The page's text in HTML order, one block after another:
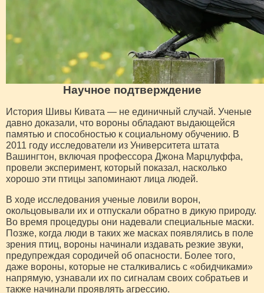
Научное подтверждение
История Шивы Кивата — не единичный случай. Ученые
давно доказали, что вороны обладают выдающейся
памятью и способностью к социальному обучению. В
2011 году исследователи из Университета штата
Вашингтон, включая профессора Джона Марцлуффа,
провели эксперимент, который показал, насколько
хорошо эти птицы запоминают лица людей.
В ходе исследования ученые ловили ворон,
окольцовывали их и отпускали обратно в дикую природу.
Во время процедуры они надевали специальные маски.
Позже, когда люди в таких же масках появлялись в поле
зрения птиц, вороны начинали издавать резкие звуки,
предупреждая сородичей об опасности. Более того,
даже вороны, которые не сталкивались с «обидчиками»
напрямую, узнавали их по сигналам своих собратьев и
также начинали проявлять агрессию.